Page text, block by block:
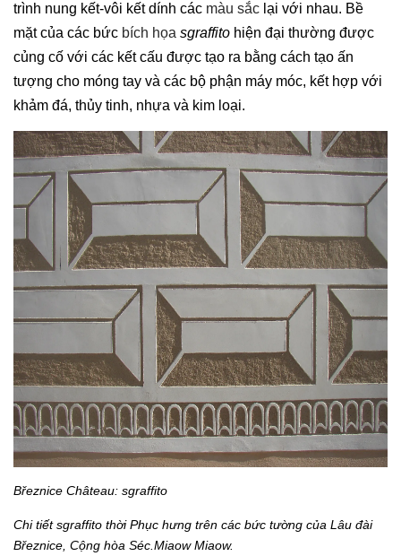
trình nung kết-vôi kết dính các màu sắc lại với nhau. Bề
mặt của các bức bích họa sgraffito hiện đại thường được
củng cố với các kết cấu được tạo ra bằng cách tạo ấn
tượng cho móng tay và các bộ phận máy móc, kết hợp với
khảm đá, thủy tinh, nhựa và kim loại.
Březnice Château: sgraffito
Chi tiết sgraffito thời Phục hưng trên các bức tường của Lâu đài
Březnice, Cộng hòa Séc.Miaow Miaow.